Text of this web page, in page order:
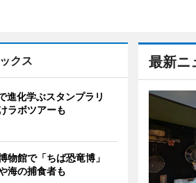
最新ニ
クス
進化学ぶスタンプラリ
ラボツアーも
物館で「ちば恐竜博」
海の捕食者も